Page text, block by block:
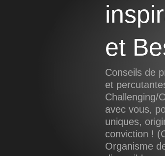
et
Conseils de
et
Challenging/
avec vous,
uniques,
conviction !
Organisme